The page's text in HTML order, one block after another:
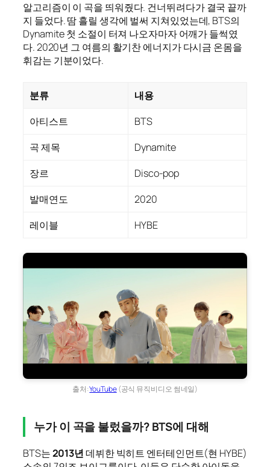
알고리즘이 이 곡을 띄워줬다. 건너뛰려다가 결국 끝까
지 들었다. 땀 흘릴 생각에 벌써 지쳐있었는데, BTS의
Dynamite 첫 소절이 터져 나오자마자 어깨가 들썩였
다. 2020년 그 여름의 활기찬 에너지가 다시금 온몸을
휘감는 기분이었다.
분류
내용
아티스트
BTS
곡 제목
Dynamite
장르
Disco-pop
발매연도
2020
레이블
HYBE
출처:YouTube(공식 뮤직비디오 썸네일)
누가 이 곡을 불렀을까? BTS에 대해
BTS는2013년데뷔한 빅히트 엔터테인먼트(현 HYBE)